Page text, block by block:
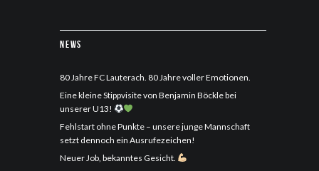
News
80 Jahre FC Lauterach. 80 Jahre voller Emotionen.
Eine kleine Stippvisite von Benjamin Böckle bei
unserer U13!
Fehlstart ohne Punkte – unsere junge Mannschaft
setzt dennoch ein Ausrufezeichen!
Neuer Job, bekanntes Gesicht.